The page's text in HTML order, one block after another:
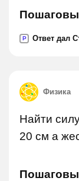
P Ответ дал
Физика
Найти
20 см а